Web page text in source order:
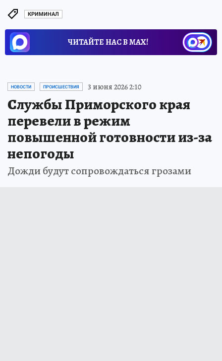
КРИМИНАЛ
ЧИТАЙТЕ НАС В МАХ!
НОВОСТИ ПРОИСШЕСТВИЯ 3 июня 2026 2:10
Службы Приморского края
перевели в режим
повышенной готовности из-за
непогоды
Дожди будут сопровождаться грозами